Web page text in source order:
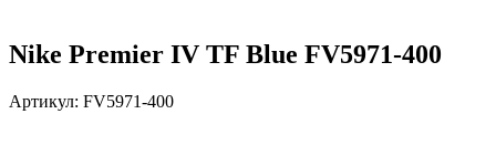
Nike Premier IV TF Blue FV5971-400
Артикул: FV5971-400